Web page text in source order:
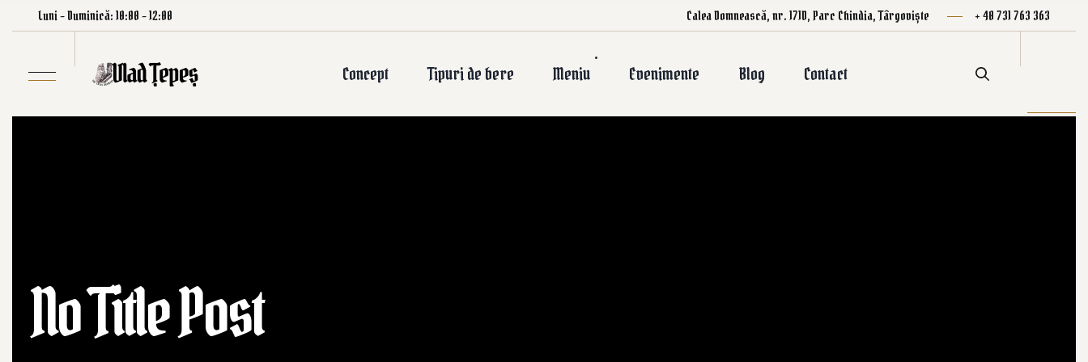
Luni – Duminică: 10:00 – 12:00 Calea Domnească, nr. 171D, Parc Chindia, Târgoviște + 40 731 763 363
Concept Tipuri de bere Meniu Evenimente Blog Contact
No Title Post